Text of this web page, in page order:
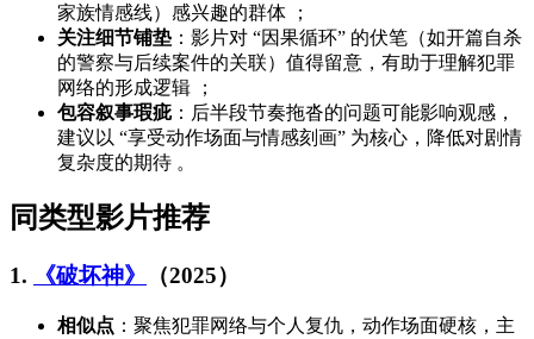
家族情感线）感兴趣的群体 ；
关注细节铺垫 ：影片对 “因果循环” 的伏笔（如开篇自杀
的警察与后续案件的关联）值得留意，有助于理解犯罪
网络的形成逻辑 ；
包容叙事瑕疵：后半段节奏拖沓的问题可能影响观感，
建议以 “享受动作场面与情感刻画” 为核心，降低对剧情
复杂度的期待 。
同类型影片推荐
1. 《破坏神》 （2025）
相似点 ：聚焦犯罪网络与个人复仇，动作场面硬核，主